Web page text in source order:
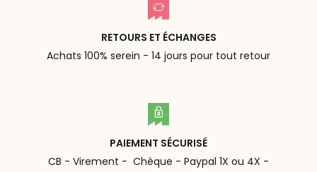
RETOURS ET ÉCHANGES
Achats 100% serein - 14 jours pour tout retour
PAIEMENT SÉCURISÉ
CB - Virement - Chèque - Paypal 1X ou 4X -